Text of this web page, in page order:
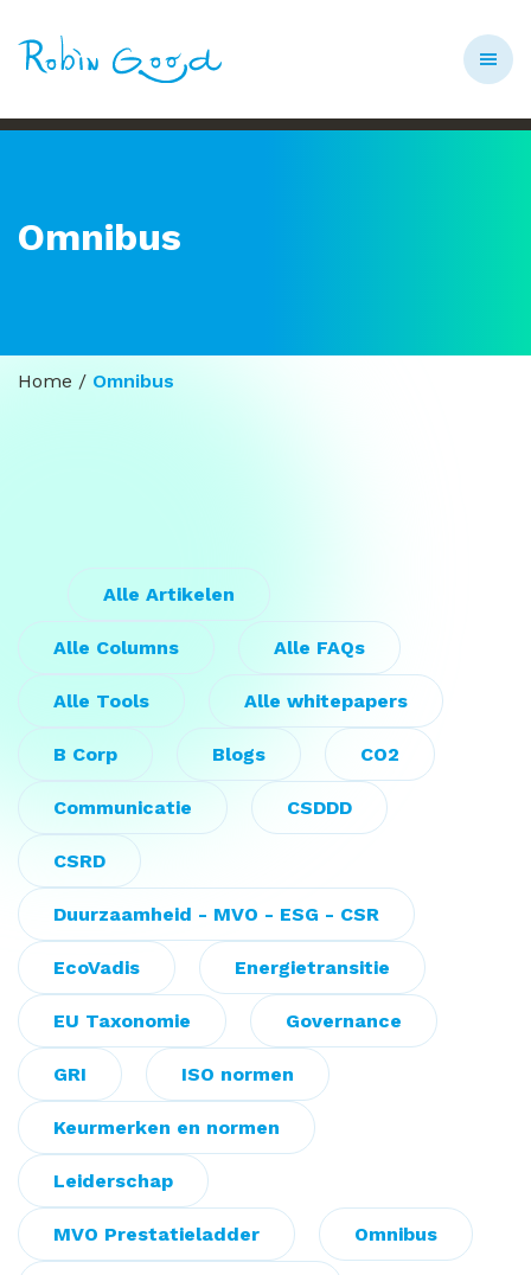
Omnibus
Home / Omnibus
Alle Artikelen
Alle Columns Alle FAQs
Alle Tools Alle whitepapers
B Corp Blogs CO2
Communicatie CSDDD
CSRD
Duurzaamheid - MVO - ESG - CSR
EcoVadis Energietransitie
EU Taxonomie Governance
GRI ISO normen
Keurmerken en normen
Leiderschap
MVO Prestatieladder Omnibus